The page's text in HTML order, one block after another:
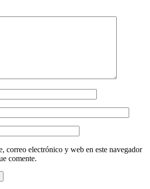
correo electrónico y web en este navegador
comente.